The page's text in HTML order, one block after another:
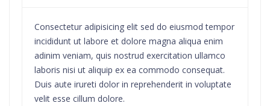
Consectetur adipisicing elit sed do eiusmod tempor
incididunt ut labore et dolore magna aliqua enim
adinim veniam, quis nostrud exercitation ullamco
laboris nisi ut aliquip ex ea commodo consequat.
Duis aute irureti dolor in reprehenderit in voluptate
velit esse cillum dolore.